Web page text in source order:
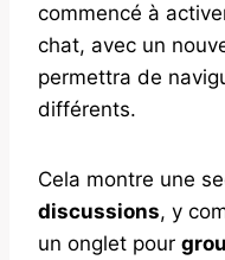
commencé à
chat, avec un
permettra de
différents.
Cela montre une
discussions, y
un onglet pour